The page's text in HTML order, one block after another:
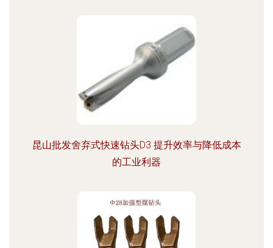
昆山批发舍弃式快速钻头D3 提升效率与降低成本
的工业利器